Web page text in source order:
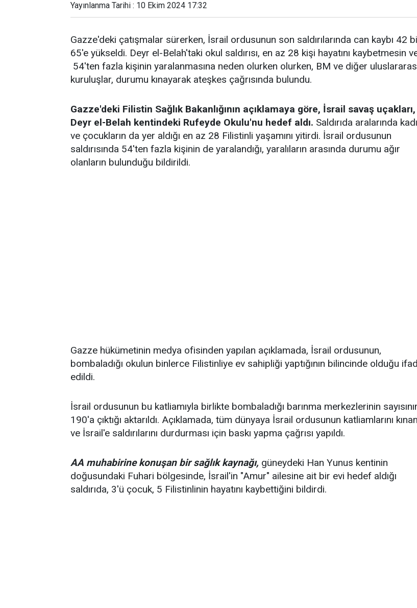
Yayınlanma Tarihi : 10 Ekim 2024 17:32
Gazze'deki çatışmalar sürerken, İsrail ordusunun son saldırılarında can kaybı 42
65'e yükseldi. Deyr el-Belah'taki okul saldırısı, en az 28 kişi hayatını kaybetmesin
54'ten fazla kişinin yaralanmasına neden olurken olurken, BM ve diğer
kuruluşlar, durumu kınayarak ateşkes çağrısında bulundu.
Gazze'deki Filistin Sağlık Bakanlığının açıklamaya göre, İsrail savaş uçakları,
Deyr el-Belah kentindeki Rufeyde Okulu'nu hedef aldı. Saldırıda aralarında
ve çocukların da yer aldığı en az 28 Filistinli yaşamını yitirdi. İsrail ordusunun
saldırısında 54'ten fazla kişinin de yaralandığı, yaralıların arasında durumu ağır
olanların bulunduğu bildirildi.
Gazze hükümetinin medya ofisinden yapılan açıklamada, İsrail ordusunun,
bombaladığı okulun binlerce Filistinliye ev sahipliği yaptığının bilincinde olduğu
edildi.
İsrail ordusunun bu katliamıyla birlikte bombaladığı barınma merkezlerinin
190'a çıktığı aktarıldı. Açıklamada, tüm dünyaya İsrail ordusunun katliamlarını
ve İsrail'e saldırılarını durdurması için baskı yapma çağrısı yapıldı.
AA muhabirine konuşan bir sağlık kaynağı, güneydeki Han Yunus kentinin
doğusundaki Fuhari bölgesinde, İsrail'in "Amur" ailesine ait bir evi hedef aldığı
saldırıda, 3'ü çocuk, 5 Filistinlinin hayatını kaybettiğini bildirdi.